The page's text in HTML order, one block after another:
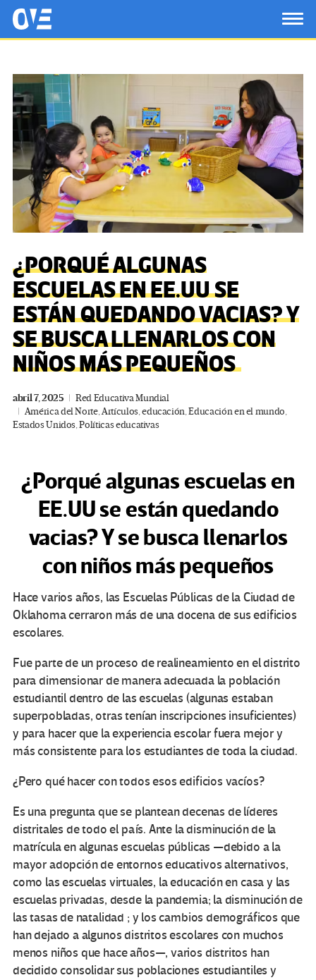
Saltar al contenido principal
OtrasVocesenEducacion.org
¿PORQUÉ ALGUNAS
ESCUELAS EN EE.UU SE
ESTÁN QUEDANDO VACIAS? Y
SE BUSCA LLENARLOS CON
NIÑOS MÁS PEQUEÑOS
abril 7, 2025
Red Educativa Mundial
América del Norte,Artículos,educación,Educación en el mundo,
Estados Unidos,Políticas educativas
¿Porqué algunas escuelas en
EE.UU se están quedando
vacias? Y se busca llenarlos
con niños más pequeños
Hace varios años, las Escuelas Públicas de la Ciudad de
Oklahoma cerraron más de una docena de sus edificios
escolares.
Fue parte de un proceso de realineamiento en el distrito
para dimensionar de manera adecuada la población
estudiantil dentro de las escuelas (algunas estaban
superpobladas, otras tenían inscripciones insuficientes)
y para hacer que la experiencia escolar fuera mejor y
más consistente para los estudiantes de toda la ciudad.
¿Pero qué hacer con todos esos edificios vacíos?
Es una pregunta que se plantean decenas de líderes
distritales de todo el país. Ante la disminución de la
matrícula en algunas escuelas públicas —debido a la
mayor adopción de entornos educativos alternativos,
como las escuelas virtuales, la educación en casa y las
escuelas privadas, desde la pandemia; la disminución de
las tasas de natalidad ; y los cambios demográficos que
han dejado a algunos distritos escolares con muchos
menos niños que hace años—, varios distritos han
decidido consolidar sus poblaciones estudiantiles y